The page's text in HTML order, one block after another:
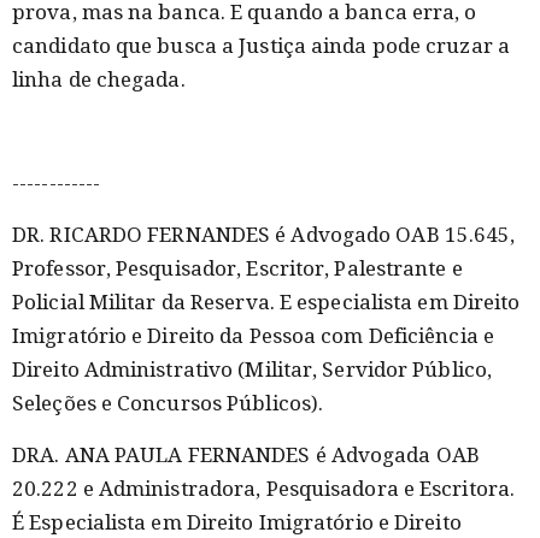
prova, mas na banca. E quando a banca erra, o
candidato que busca a Justiça ainda pode cruzar a
linha de chegada.
------------
DR. RICARDO FERNANDES é Advogado OAB 15.645,
Professor, Pesquisador, Escritor, Palestrante e
Policial Militar da Reserva. E especialista em Direito
Imigratório e Direito da Pessoa com Deficiência e
Direito Administrativo (Militar, Servidor Público,
Seleções e Concursos Públicos).
DRA. ANA PAULA FERNANDES é Advogada OAB
20.222 e Administradora, Pesquisadora e Escritora.
É Especialista em Direito Imigratório e Direito